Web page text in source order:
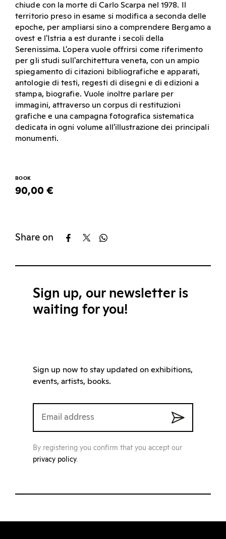
chiude con la morte di Carlo Scarpa nel 1978. Il
territorio preso in esame si modifica a seconda delle
epoche, per ampliarsi sino a comprendere Bergamo a
ovest e l'Istria a est durante i secoli della
Serenissima. L'opera vuole offrirsi come riferimento
per gli studi sull'architettura veneta, con un ampio
spiegamento di citazioni bibliografiche e apparati,
antologie di testi, regesti di disegni e di edizioni a
stampa, biografie. Vuole inoltre parlare per
immagini, attraverso un corpus di restituzioni
grafiche e una campagna fotografica sistematica
dedicata in ogni volume all'illustrazione dei principali
monumenti.
BOOK
90,00 €
Share on
Sign up, our newsletter is
waiting for you!
Sign up now to stay updated on exhibitions,
events, artists, books.
By registering you confirm that you accept our
privacy policy.